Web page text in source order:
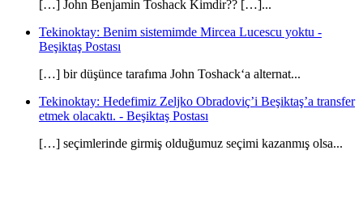
[…] John Benjamin Toshack Kimdir?? […]...
Tekinoktay: Benim sistemimde Mircea Lucescu yoktu -
Beşiktaş Postası
[…] bir düşünce tarafıma John Toshack‘a alternat...
Tekinoktay: Hedefimiz Zeljko Obradoviç’i Beşiktaş’a transfer
etmek olacaktı. - Beşiktaş Postası
[…] seçimlerinde girmiş olduğumuz seçimi kazanmış olsa...